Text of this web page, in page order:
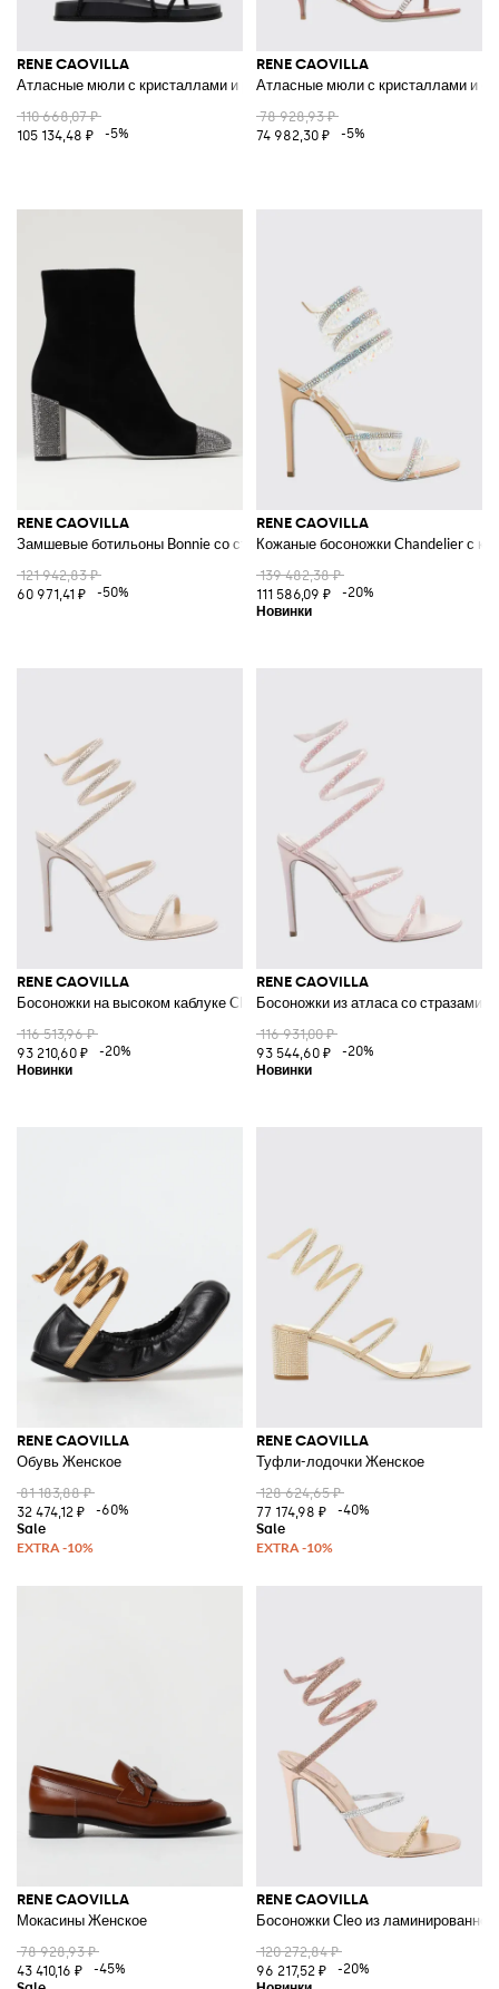
RENE CAOVILLA
Атласные мюли с кристаллами и ремешком в виде змеи
110 668,07 ₽
105 134,48 ₽
-5%
RENE CAOVILLA
Атласные мюли с кристаллами и
78 928,93 ₽
74 982,30 ₽
-5%
RENE CAOVILLA
Замшевые ботильоны Bonnie со стразами
121 942,83 ₽
60 971,41 ₽
-50%
RENE CAOVILLA
Кожаные босоножки Chandelier с
139 482,38 ₽
111 586,09 ₽
-20%
RENE CAOVILLA
Босоножки на высоком каблуке Cleo с спиральным ремешком,
116 513,96 ₽
93 210,60 ₽
-20%
RENE CAOVILLA
Босоножки из атласа со стразами
116 931,00 ₽
93 544,60 ₽
-20%
RENE CAOVILLA
Обувь Женское
81 183,88 ₽
32 474,12 ₽
-60%
RENE CAOVILLA
Туфли-лодочки Женское
128 624,65 ₽
77 174,98 ₽
-40%
RENE CAOVILLA
Мокасины Женское
78 928,93 ₽
43 410,16 ₽
-45%
RENE CAOVILLA
Босоножки Cleo из
120 272,84 ₽
96 217,52 ₽
-20%